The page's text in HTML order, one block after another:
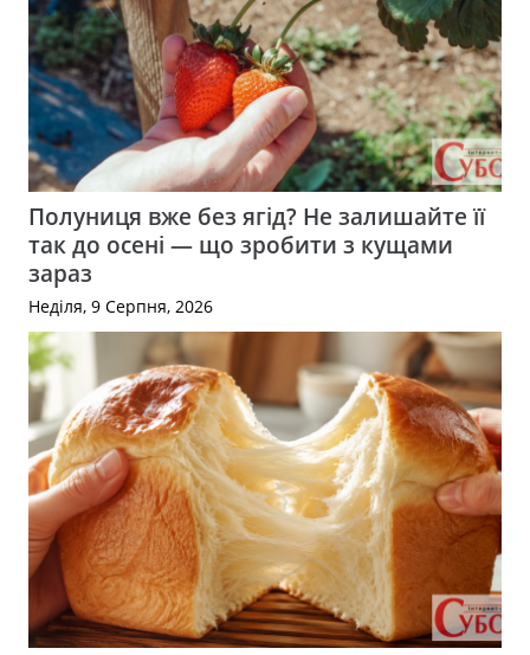
Полуниця вже без ягід? Не залишайте її
так до осені — що зробити з кущами
зараз
Неділя, 9 Серпня, 2026